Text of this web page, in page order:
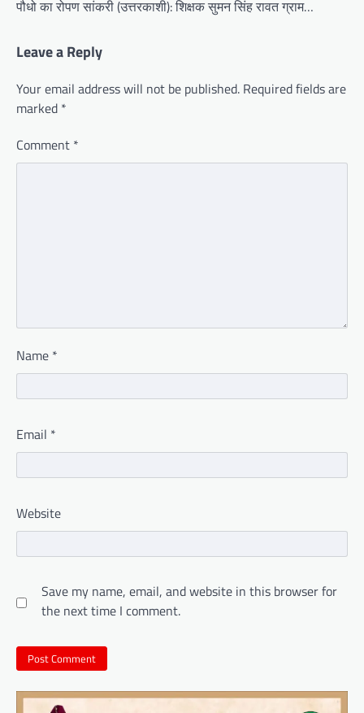
पौधो का रोपण सांकरी (उत्तरकाशी): शिक्षक सुमन सिंह रावत ग्राम…
Leave a Reply
Your email address will not be published. Required fields are
marked *
Comment *
Name *
Email *
Website
Save my name, email, and website in this browser for
the next time I comment.